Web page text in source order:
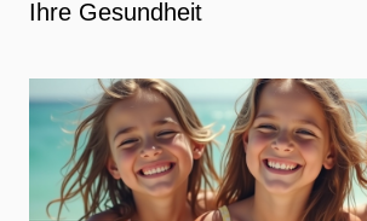
Ihre Gesundheit